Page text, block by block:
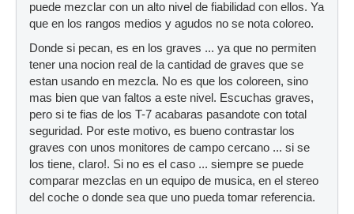
puede mezclar con un alto nivel de fiabilidad con ellos. Ya
que en los rangos medios y agudos no se nota coloreo.
Donde si pecan, es en los graves ... ya que no permiten
tener una nocion real de la cantidad de graves que se
estan usando en mezcla. No es que los coloreen, sino
mas bien que van faltos a este nivel. Escuchas graves,
pero si te fias de los T-7 acabaras pasandote con total
seguridad. Por este motivo, es bueno contrastar los
graves con unos monitores de campo cercano ... si se
los tiene, claro!. Si no es el caso ... siempre se puede
comparar mezclas en un equipo de musica, en el stereo
del coche o donde sea que uno pueda tomar referencia.